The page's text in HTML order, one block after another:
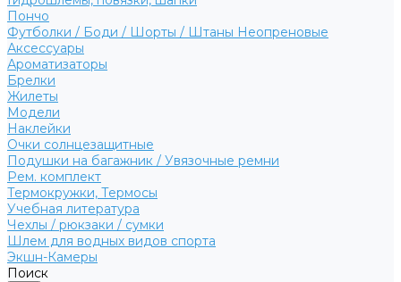
Пончо
Футболки / Боди / Шорты / Штаны Неопреновые
Аксессуары
Ароматизаторы
Брелки
Жилеты
Модели
Наклейки
Очки солнцезащитные
Подушки на багажник / Увязочные ремни
Рем. комплект
Термокружки, Термосы
Учебная литература
Чехлы / рюкзаки / сумки
Шлем для водных видов спорта
Экшн-Камеры
Поиск